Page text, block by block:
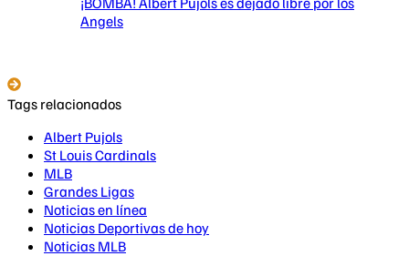
Angels
Tags relacionados
Albert Pujols
St Louis Cardinals
MLB
Grandes Ligas
Noticias en línea
Noticias Deportivas de hoy
Noticias MLB